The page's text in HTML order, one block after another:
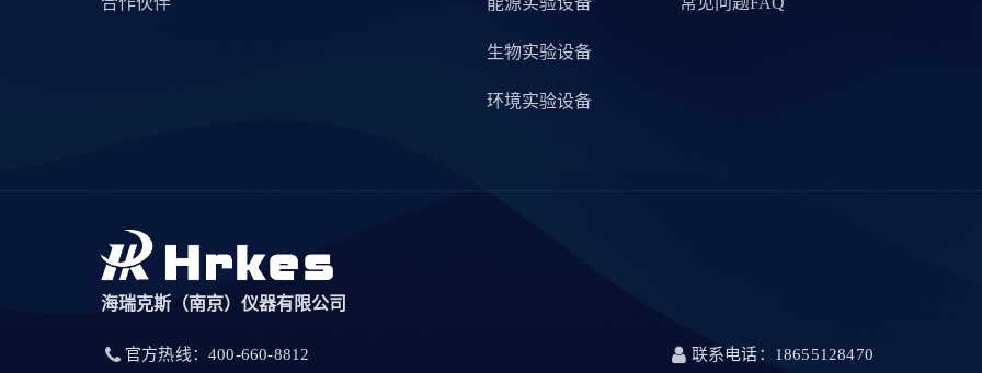
生物实验设备
环境实验设备
海瑞克斯（南京）仪器有限公司
官方热线：400-660-8812 联系电话：18655128470